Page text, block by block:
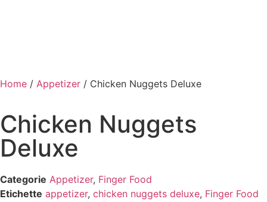
Home / Appetizer / Chicken Nuggets Deluxe
Chicken Nuggets
Deluxe
Categorie Appetizer, Finger Food
Etichette appetizer, chicken nuggets deluxe, Finger Food